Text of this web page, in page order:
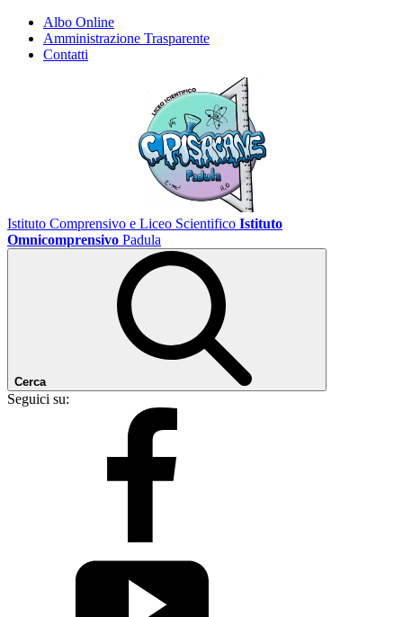
Albo Online
Amministrazione Trasparente
Contatti
Istituto Comprensivo e Liceo Scientifico Istituto
Omnicomprensivo Padula
Cerca
Seguici su: